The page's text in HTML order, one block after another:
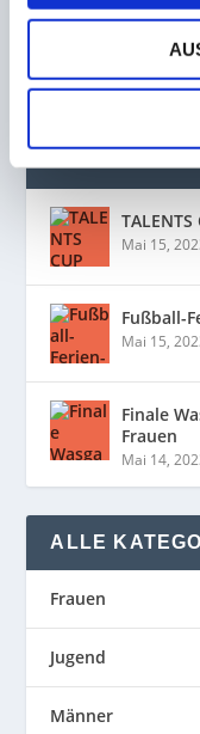
TALENTS
Mai 15,
Fußball-
Mai 15,
Finale
Frauen
Mai 14,
ALLE
Frauen
Jugend
Männer